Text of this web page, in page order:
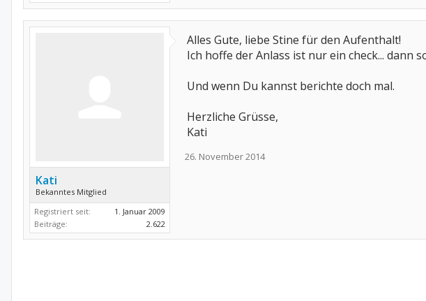
Kati
Bekanntes Mitglied
Registriert seit:
1. Januar 2009
Beiträge:
2.622
Alles Gute, liebe Stine für den Aufenthalt!
Ich hoffe der Anlass ist nur ein check... dann
Und wenn Du kannst berichte doch mal.
Herzliche Grüsse,
Kati
26. November 2014